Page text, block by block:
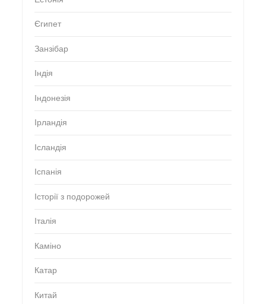
Єгипет
Занзібар
Індія
Індонезія
Ірландія
Ісландія
Іспанія
Історії з подорожей
Італія
Каміно
Катар
Китай